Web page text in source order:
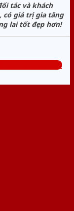
tác và khách
có giá trị gia tăng
lai tốt đẹp hơn!
phí: 0824.400.400